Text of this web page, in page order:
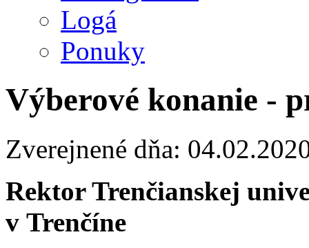
Logá
Ponuky
Výberové konanie -
Zverejnené dňa:
Rektor Trenčianskej
v Trenčíne